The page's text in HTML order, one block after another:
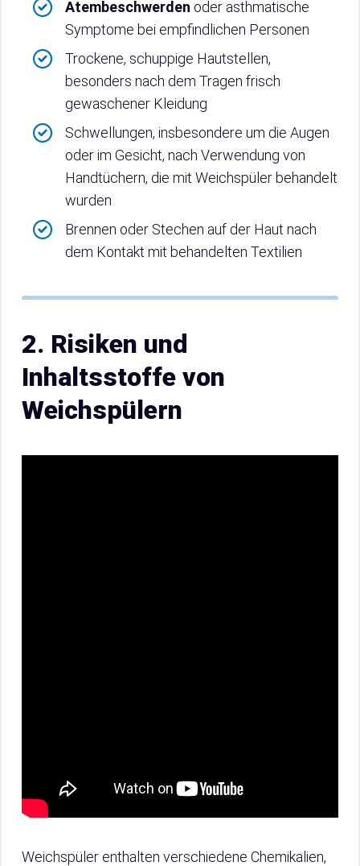
Atembeschwerden oder asthmatische
Symptome bei empfindlichen Personen
Trockene, schuppige Hautstellen,
besonders nach dem Tragen frisch
gewaschener Kleidung
Schwellungen, insbesondere um die Augen
oder im Gesicht, nach Verwendung von
Handtüchern, die mit Weichspüler behandelt
wurden
Brennen oder Stechen auf der Haut nach
dem Kontakt mit behandelten Textilien
2. Risiken und
Inhaltsstoffe von
Weichspülern
Weichspüler enthalten verschiedene Chemikalien,